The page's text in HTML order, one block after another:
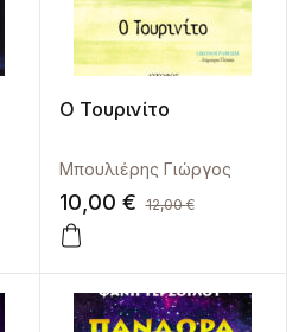
Ο Τουρινίτο
Μπουλιέρης Γιώργος
10,00 € 12,00€